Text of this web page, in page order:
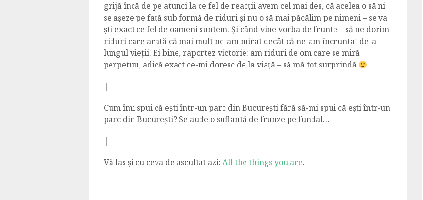
grijă încă de pe atunci la ce fel de reacții avem cel mai des, că acelea o să ni
se așeze pe față sub formă de riduri și nu o să mai păcălim pe nimeni – se va
ști exact ce fel de oameni suntem. Și când vine vorba de frunte – să ne dorim
riduri care arată că mai mult ne-am mirat decât că ne-am încruntat de-a
lungul vieții. Ei bine, raportez victorie: am riduri de om care se miră
perpetuu, adică exact ce-mi doresc de la viață – să mă tot surprindă
|
Cum îmi spui că ești într-un parc din București fără să-mi spui că ești într-un
parc din București? Se aude o suflantă de frunze pe fundal…
|
Vă las și cu ceva de ascultat azi: All the things you are.